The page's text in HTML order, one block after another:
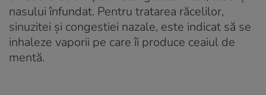
nasului înfundat. Pentru tratarea răcelilor,
sinuzitei și congestiei nazale, este indicat să se
inhaleze vaporii pe care îi produce ceaiul de
mentă.